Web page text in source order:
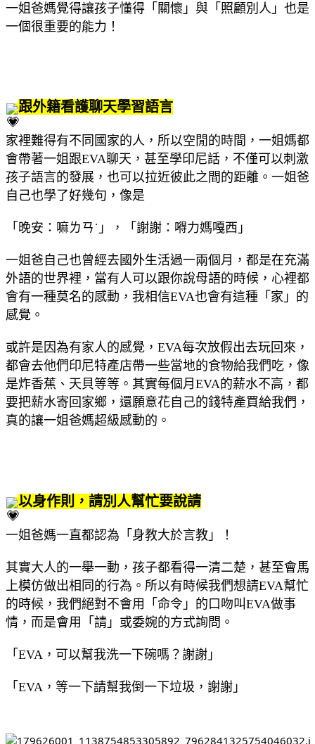
一姐爸媽覺得讓孩子懂得「關懷」與「照顧別人」也是
一個很重要的能力！
跟外籍看護聊天學習語言
家裡難得有不同國家的人，所以空閒的時間，一姐媽都
會帶著一姐跟EVA聊天，甚至學印尼話，不僅可以刺激
孩子語言的發展，也可以拉近彼此之間的距離。一姐爸
自己也學了好幾句，像是
「晚安：嘛ㄌㄢ˙」，「謝謝：嘚力媽嘎西」
一姐爸自己也曾經去國外生活過一兩個月，都是在充滿
外語的世界裡，當有人可以跟你說母語的時候，心裡都
會有一種莫名的感動，我相信EVA也會有這種「家」的
感覺。
或許是因為有家人的感覺，EVA每次放假出去玩回來，
都會去他們印尼特產店帶一些當地的食物給我們吃，像
是炸香蕉、天貝等等。其實每個月EVA的薪水不高，都
要把薪水寄回家鄉，還願意花自己的錢特產買給我們，
真的讓一姐爸媽超級感動的。
以身作則，請別人幫忙要說請
一姐爸媽一直都認為「身教大於言教」！
其實大人的一舉一動，孩子都看得一清二楚，甚至會馬
上模仿做出相同的行為。所以有時候我們想請EVA幫忙
的時候，我們絕對不會用「命令」的口吻叫EVA做事
情，而是會用「請」或委婉的方式詢問。
「EVA，可以幫我洗一下碗嗎？謝謝」
「EVA，等一下請幫我倒一下垃圾，謝謝」